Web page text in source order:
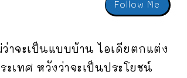
Follow Me
าจะเป็นแบบบ้าน ไอเดียตกแต่ง
เทศ หวังว่าจะเป็นประโยชน์